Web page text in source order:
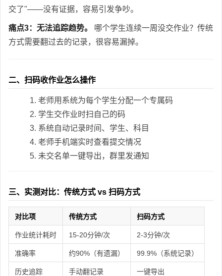
交了"——没有证据，容易引发争吵。
痛点3：无法追踪趋势。
哪个学生连续一周没交作业？传统
方式需要翻过去的记录，很容易漏掉。
二、扫码收作业怎么操作
老师用系统为每个学生分配一个专属码
学生交作业时扫自己的码
系统自动记录时间、学生、科目
老师手机端实时查看提交情况
未交名单一键导出，群里发通知
三、实测对比：传统方式 vs 扫码方式
对比项 传统方式 扫码方式
作业统计耗时 15-20分钟/次 2-3分钟/次
准确率 约90%（有遗漏） 99.9%（系统记录）
历史追踪 手动翻记录 一键导出